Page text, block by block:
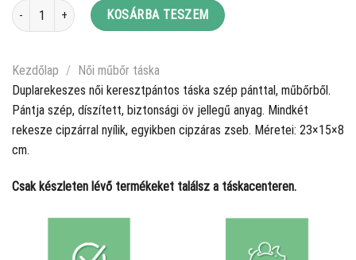
Duplarekeszes női keresztpántos táska szép pánttal, műbőr, világosbarna
KOSÁRBA TESZEM
Kezdőlap /
Női műbőr táska
Duplarekeszes női keresztpántos táska szép pánttal, műbőrből.
Pántja szép, díszített, biztonsági öv jellegű anyag. Mindkét
rekesze cipzárral nyílik, egyikben cipzáras zseb. Méretei: 23×15×8
cm.
Csak készleten lévő termékeket találsz a táskacenteren.